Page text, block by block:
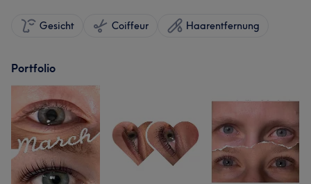
Gesicht Coiffeur Haarentfernung
Portfolio